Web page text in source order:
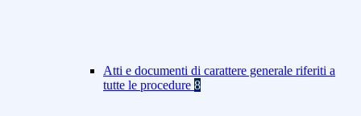
Atti e documenti di carattere generale riferiti a
tutte le procedure 8